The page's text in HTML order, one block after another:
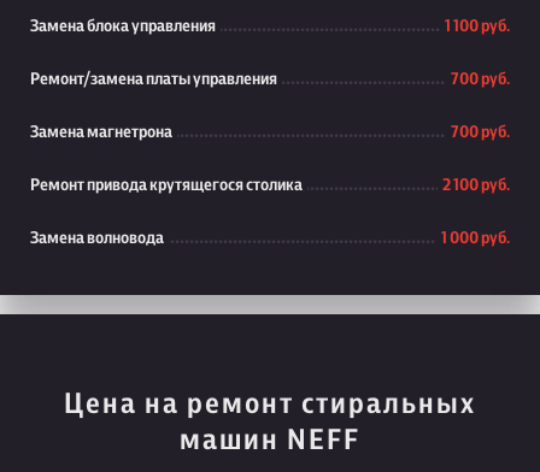
Замена блока управления 1 100 руб.
Ремонт/замена платы управления 700 руб.
Замена магнетрона 700 руб.
Ремонт привода крутящегося столика 2 100 руб.
Замена волновода 1 000 руб.
Цена на ремонт стиральных
машин NEFF